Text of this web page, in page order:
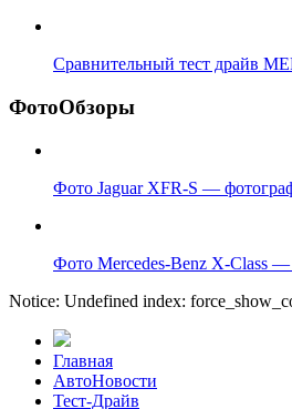
Сравнительный тест драйв
ФотоОбзоры
Фото Jaguar XFR-S —
Фото Mercedes-Benz X-Class —
Notice: Undefined index:
Главная
АвтоНовости
Тест-Драйв